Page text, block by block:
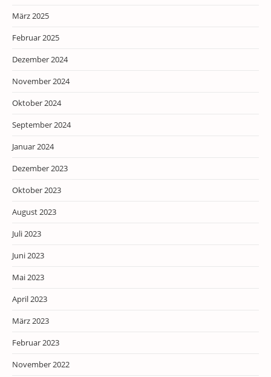
März 2025
Februar 2025
Dezember 2024
November 2024
Oktober 2024
September 2024
Januar 2024
Dezember 2023
Oktober 2023
August 2023
Juli 2023
Juni 2023
Mai 2023
April 2023
März 2023
Februar 2023
November 2022